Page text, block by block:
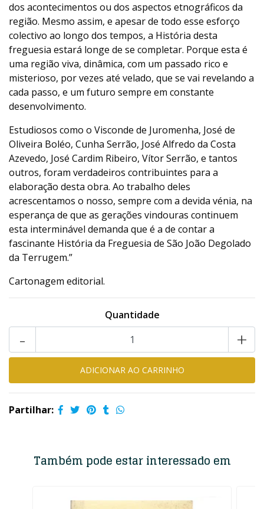
dos acontecimentos ou dos aspectos etnográficos da
região. Mesmo assim, e apesar de todo esse esforço
colectivo ao longo dos tempos, a História desta
freguesia estará longe de se completar. Porque esta é
uma região viva, dinâmica, com um passado rico e
misterioso, por vezes até velado, que se vai revelando a
cada passo, e um futuro sempre em constante
desenvolvimento.
Estudiosos como o Visconde de Juromenha, José de
Oliveira Boléo, Cunha Serrão, José Alfredo da Costa
Azevedo, José Cardim Ribeiro, Vítor Serrão, e tantos
outros, foram verdadeiros contribuintes para a
elaboração desta obra. Ao trabalho deles
acrescentamos o nosso, sempre com a devida vénia, na
esperança de que as gerações vindouras continuem
esta interminável demanda que é a de contar a
fascinante História da Freguesia de São João Degolado
da Terrugem.”
Cartonagem editorial.
Quantidade
+
-
Partilhar:
Também pode estar interessado em